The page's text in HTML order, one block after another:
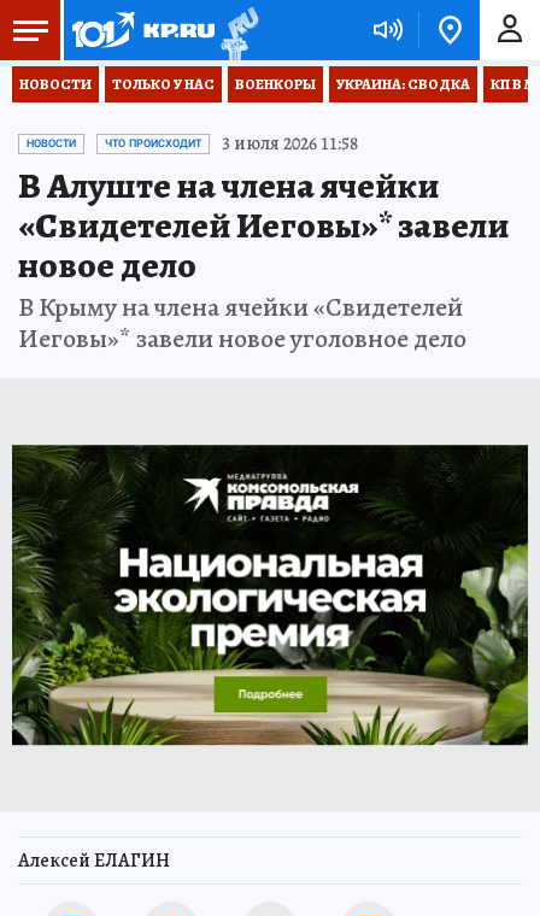
НОВОСТИ ТОЛЬКО У НАС ВОЕНКОРЫ УКРАИНА: СВОДКА КП В
НОВОСТИ ЧТО ПРОИСХОДИТ 3 июля 2026 11:58
В Алуште на члена ячейки
«Свидетелей Иеговы»* завели
новое дело
В Крыму на члена ячейки «Свидетелей
Иеговы»* завели новое уголовное дело
Алексей ЕЛАГИН